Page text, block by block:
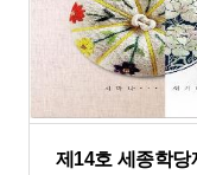
제14호 세종학당